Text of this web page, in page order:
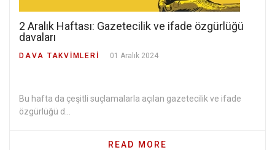
2 Aralık Haftası: Gazetecilik ve ifade özgürlüğü
davaları
DAVA TAKVIMLERI 01 Aralık 2024
Bu hafta da çeşitli suçlamalarla açılan gazetecilik ve ifade
özgürlüğü d...
READ MORE